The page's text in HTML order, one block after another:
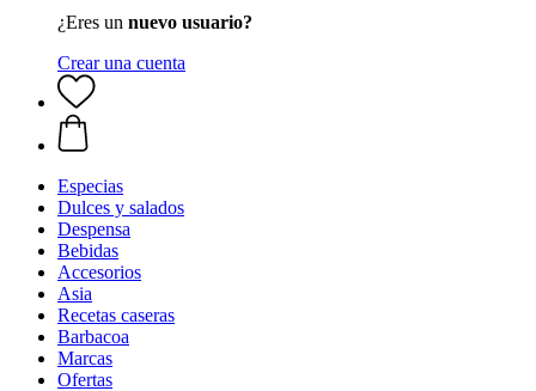
¿Eres un nuevo usuario?
Crear una cuenta
Especias
Dulces y salados
Despensa
Bebidas
Accesorios
Asia
Recetas caseras
Barbacoa
Marcas
Ofertas